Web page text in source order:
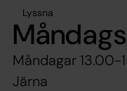
Lyssna
Måndagar
Järna